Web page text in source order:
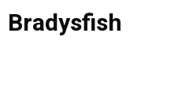
Saltar
alBradysfish